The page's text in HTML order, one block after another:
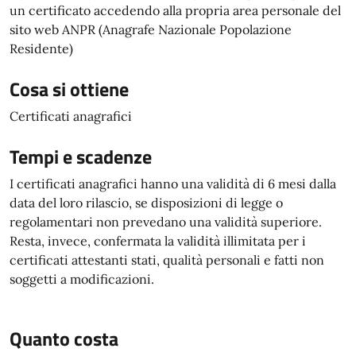
un certificato accedendo alla propria area personale del
sito web ANPR (Anagrafe Nazionale Popolazione
Residente)
Cosa si ottiene
Certificati anagrafici
Tempi e scadenze
I certificati anagrafici hanno una validità di 6 mesi dalla
data del loro rilascio, se disposizioni di legge o
regolamentari non prevedano una validità superiore.
Resta, invece, confermata la validità illimitata per i
certificati attestanti stati, qualità personali e fatti non
soggetti a modificazioni.
Quanto costa